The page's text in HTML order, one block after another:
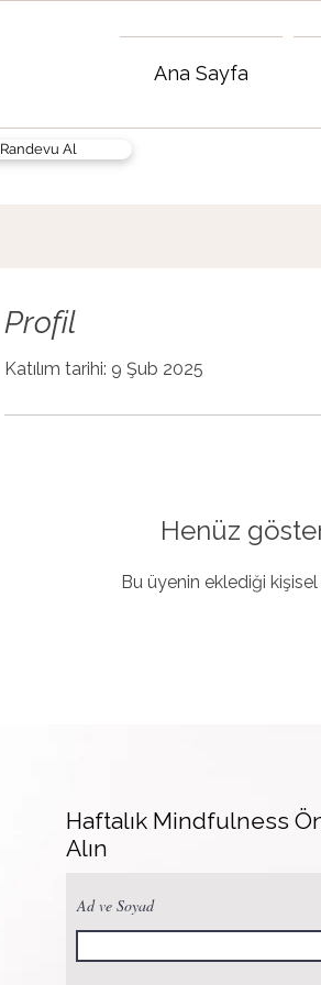
Ana Sayfa
Randevu Al
Profil
Katılım tarihi: 9 Şub 2025
Henüz
Bu üyenin eklediği
Haftalık Mindfulness
Alın
Ad ve Soyad